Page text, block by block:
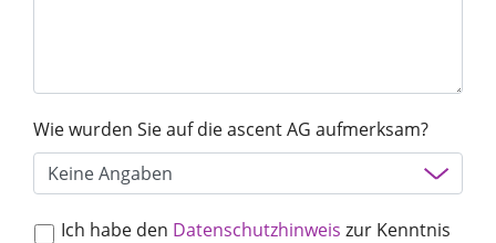
Wie wurden Sie auf die ascent AG aufmerksam?
Ich habe den Datenschutzhinweis zur Kenntnis